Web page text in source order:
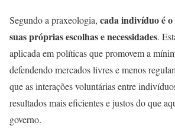
Segundo a praxeologia, cada indivíduo é
suas próprias escolhas e necessidades.
aplicada em políticas que promovem a
defendendo mercados livres e menos
que as interações voluntárias entre
resultados mais eficientes e justos do que
governo.